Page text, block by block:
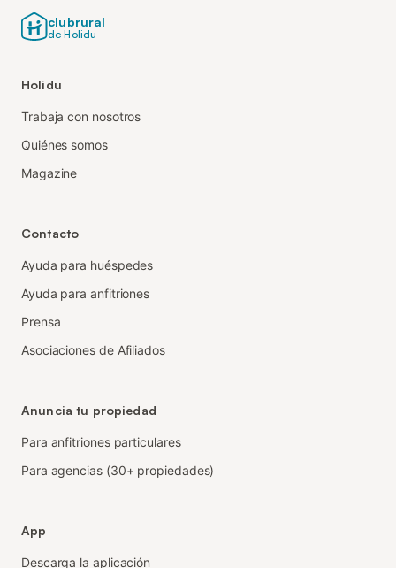
clubrural
de Holidu
Holidu
Trabaja con nosotros
Quiénes somos
Magazine
Contacto
Ayuda para huéspedes
Ayuda para anfitriones
Prensa
Asociaciones de Afiliados
Anuncia tu propiedad
Para anfitriones particulares
Para agencias (30+ propiedades)
App
Descarga la aplicación